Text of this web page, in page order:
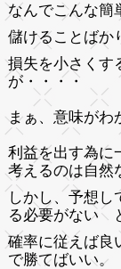
なんでこんな簡
儲けることばか
損失を小さく
が・・・・
まぁ、意味がわ
利益を出す為
考えるのは自然
しかし、予想
る必要がない
確率に従えば
で勝てばいい。